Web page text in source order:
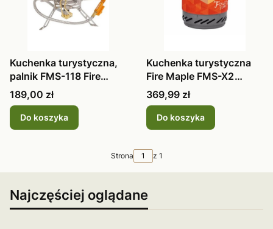
Kuchenka turystyczna,
palnik FMS-118 Fire
Maple ga
Cena
189,00 zł
Do koszyka
Kuchenka turystyczna
Fire Maple FMS-X2
orange
Cena
369,99 zł
Do koszyka
Strona z 1
Najczęściej oglądane